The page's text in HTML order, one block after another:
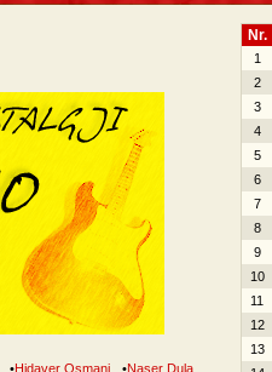
•Hidaver Osmani •Naser Dula
Nr.
1
2
3
4
5
6
7
8
9
10
11
12
13